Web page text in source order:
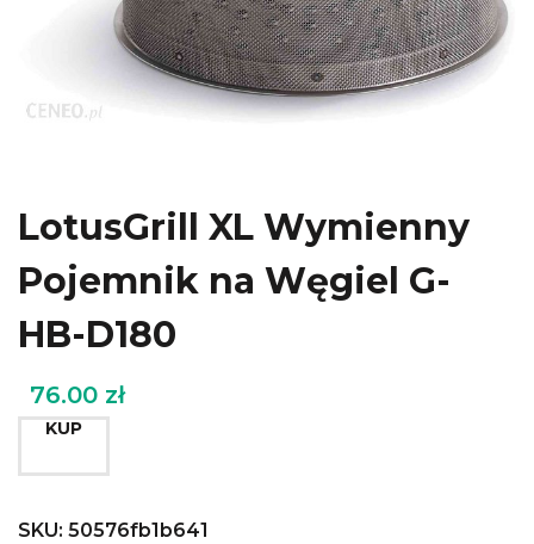
LotusGrill XL Wymienny
Pojemnik na Węgiel G-
HB-D180
76.00 zł
KUP
SKU: 50576fb1b641